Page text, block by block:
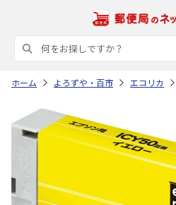
ホーム よろずや・百市 エコリカ